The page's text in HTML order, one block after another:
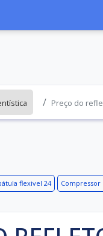
Preço do
flexivel 24